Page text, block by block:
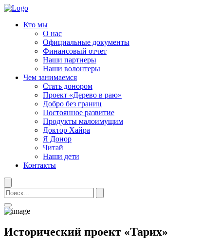
Кто мы
О нас
Официальные документы
Финансовый отчет
Наши партнеры
Наши волонтеры
Чем занимаемся
Стать донором
Проект «Дерево в раю»
Добро без границ
Постоянное развитие
Продукты малоимущим
Доктор Хайра
Я Донор
Читай
Наши дети
Контакты
Исторический проект «Тарих»